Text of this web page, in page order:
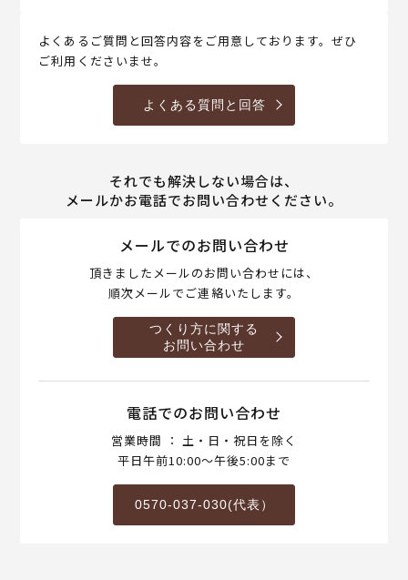
よくあるご質問と回答内容をご用意しております。ぜひ
ご利用くださいませ。
よくある質問と回答
それでも解決しない場合は、
メールかお電話でお問い合わせください。
メールでのお問い合わせ
頂きましたメールのお問い合わせには、
順次メールでご連絡いたします。
つくり方に関する
お問い合わせ
電話でのお問い合わせ
営業時間 ： 土・日・祝日を除く
平日午前10:00～午後5:00まで
0570-037-030(代表）